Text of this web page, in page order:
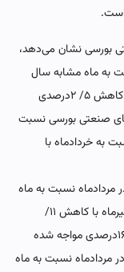
بورسی نشان می‌دهد،
شرکت‌ها در تیرماه سال ۱۴۰۱ نسبت به ماه مشابه سال
۱۴۰۰ با افزایش ۸/ ۵درصدی و نسبت به خردادماه با کاهش ۵/ ۲درصدی
صنعتی بورسی نسبت
۲/ ۸درصدی و نسبت به خردادماه با
نسبت به ماه
مشابه سال ۱۴۰۰ با افزایش ۸/ ۶درصدی، نسبت به تیرماه با کاهش ۱۱/
۵درصدی و نسبت به خردادماه سال ۱۴۰۱ با کاهش ۱۶درصدی مواجه شده
نسبت به ماه